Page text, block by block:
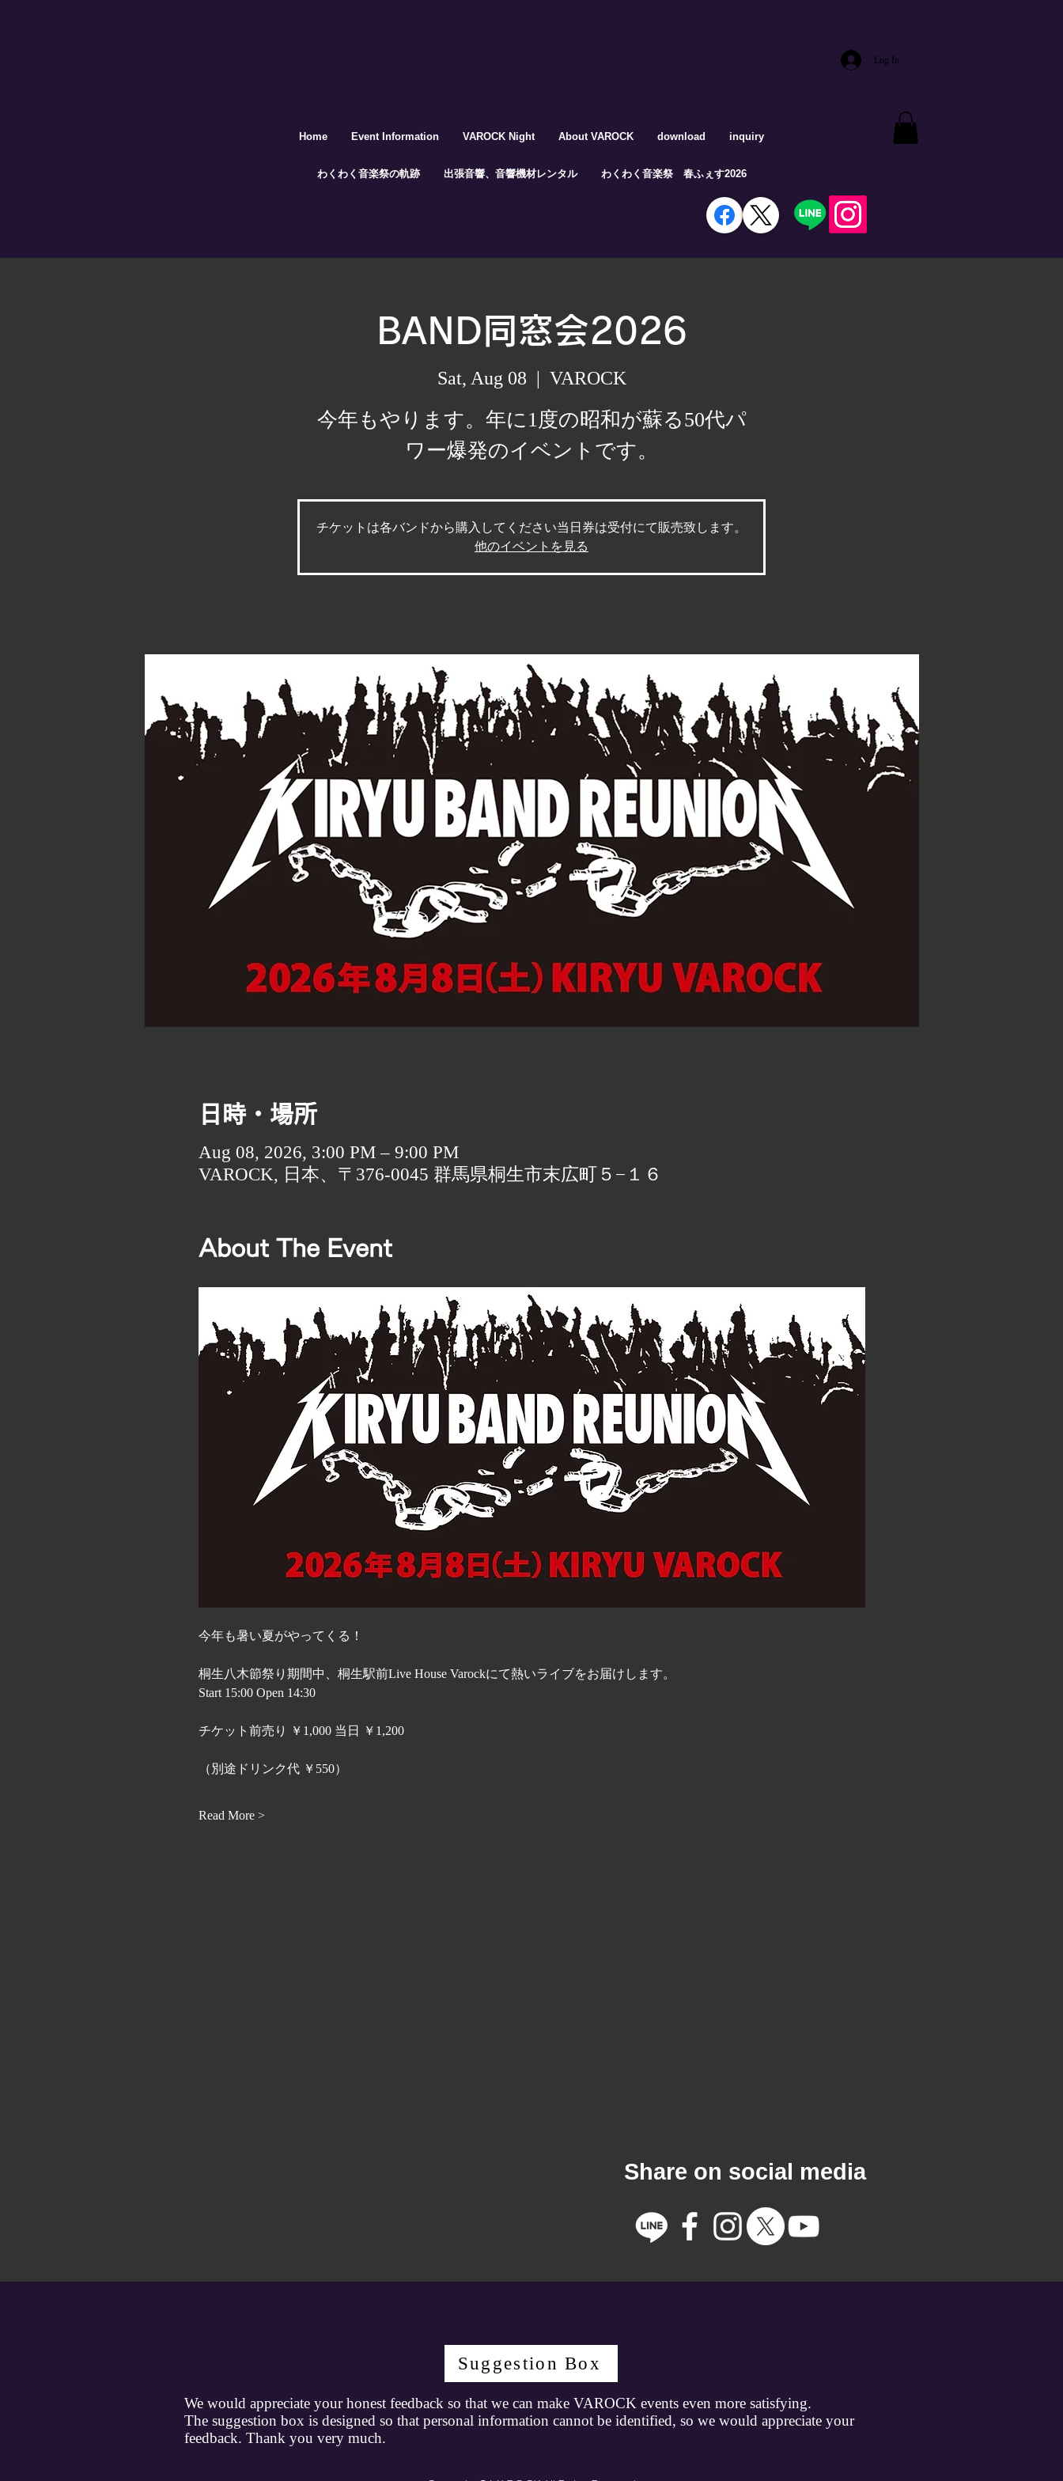
Log In
Home Event Information VAROCK Night About VAROCK download inquiry
わくわく音楽祭の軌跡 出張音響、音響機材レンタル わくわく音楽祭 春ふぇす2026
BAND同窓会2026
Sat, Aug 08
  |
VAROCK
今年もやります。年に1度の昭和が蘇る50代パ
ワー爆発のイベントです。
チケットは各バンドから購入してください当日券は受付にて販売致します。
他のイベントを見る
日時・場所
Aug 08, 2026, 3:00 PM – 9:00 PM
VAROCK, 日本、〒376-0045 群馬県桐生市末広町５−１６
About The Event
今年も暑い夏がやってくる！
桐生八木節祭り期間中、桐生駅前Live House Varockにて熱いライブをお届けします。
Start 15:00 Open 14:30
チケット前売り ￥1,000 当日 ￥1,200
（別途ドリンク代 ￥550）
Read More >
Share on social media
Suggestion Box
We would appreciate your honest feedback so that we can make VAROCK events even more satisfying.
The suggestion box is designed so that personal information cannot be identified, so we would appreciate your
feedback. Thank you very much.